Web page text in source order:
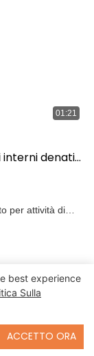
01:21
interni denati
per attività di
Supporta la
best experience
Sulla
ACCETTO ORA